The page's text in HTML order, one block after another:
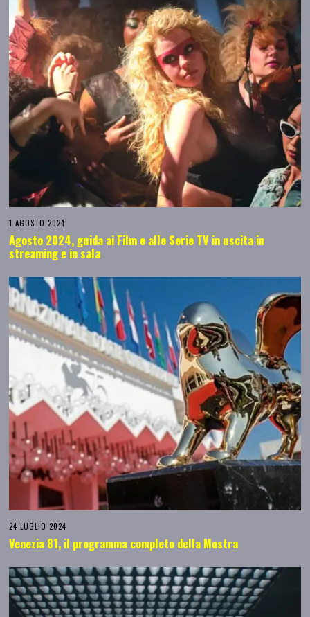
1 AGOSTO 2024
Agosto 2024, guida ai Film e alle Serie TV in uscita in
streaming e in sala
24 LUGLIO 2024
Venezia 81, il programma completo della Mostra